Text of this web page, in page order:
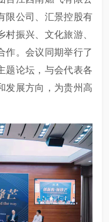
限公司、汇景控股有
振兴、文化旅游、
作。会议同期举行了
题论坛，与会代表各
发展方向，为贵州高